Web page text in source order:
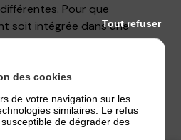
Pour que
soit intégrée dans une
juillet 2023
des cookies
de votre navigation sur les
similaires. Le refus
de dégrader des
Tout refuser